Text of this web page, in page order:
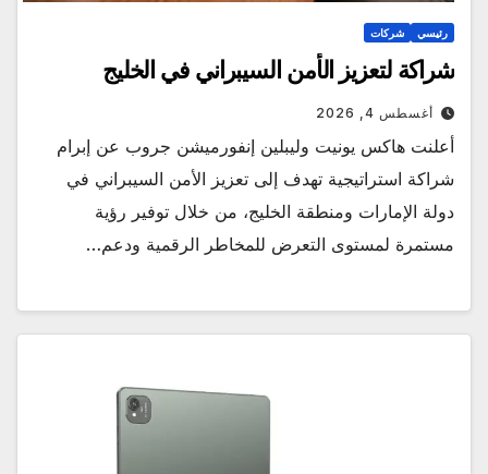
رئيسي شركات
شراكة لتعزيز الأمن السيبراني في الخليج
أغسطس 4, 2026
أعلنت هاكس يونيت وليبلين إنفورميشن جروب عن إبرام
شراكة استراتيجية تهدف إلى تعزيز الأمن السيبراني في
دولة الإمارات ومنطقة الخليج، من خلال توفير رؤية
مستمرة لمستوى التعرض للمخاطر الرقمية ودعم…